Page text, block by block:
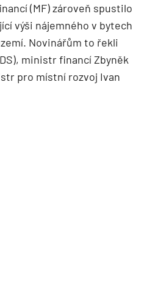
(MF) zároveň spustilo
výši nájemného v bytech
Novinářům to řekli
ministr financí Zbyněk
pro místní rozvoj Ivan